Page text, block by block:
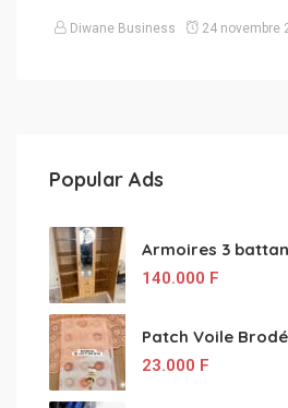
Diwane Business 24 novembre
Popular Ads
140.000 F
23.000 F